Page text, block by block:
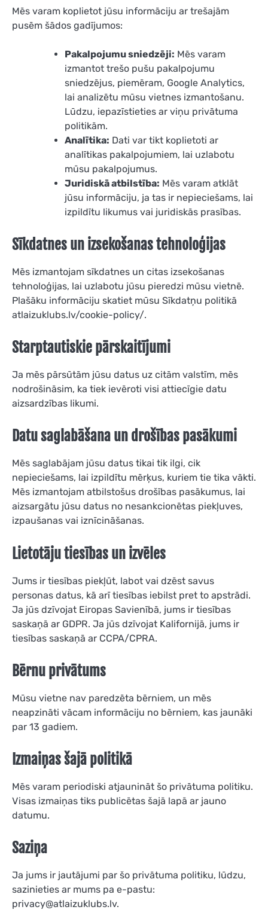
Mēs varam koplietot jūsu informāciju ar trešajām
pusēm šādos gadījumos:
Pakalpojumu sniedzēji: Mēs varam
izmantot trešo pušu pakalpojumu
sniedzējus, piemēram, Google Analytics,
lai analizētu mūsu vietnes izmantošanu.
Lūdzu, iepazīstieties ar viņu privātuma
politikām.
Analītika: Dati var tikt koplietoti ar
analītikas pakalpojumiem, lai uzlabotu
mūsu pakalpojumus.
Juridiskā atbilstība: Mēs varam atklāt
jūsu informāciju, ja tas ir nepieciešams, lai
izpildītu likumus vai juridiskās prasības.
Sīkdatnes un izsekošanas tehnoloģijas
Mēs izmantojam sīkdatnes un citas izsekošanas
tehnoloģijas, lai uzlabotu jūsu pieredzi mūsu vietnē.
Plašāku informāciju skatiet mūsu Sīkdatņu politikā
atlaizuklubs.lv/cookie-policy/.
Starptautiskie pārskaitījumi
Ja mēs pārsūtām jūsu datus uz citām valstīm, mēs
nodrošināsim, ka tiek ievēroti visi attiecīgie datu
aizsardzības likumi.
Datu saglabāšana un drošības pasākumi
Mēs saglabājam jūsu datus tikai tik ilgi, cik
nepieciešams, lai izpildītu mērķus, kuriem tie tika vākti.
Mēs izmantojam atbilstošus drošības pasākumus, lai
aizsargātu jūsu datus no nesankcionētas piekļuves,
izpaušanas vai iznīcināšanas.
Lietotāju tiesības un izvēles
Jums ir tiesības piekļūt, labot vai dzēst savus
personas datus, kā arī tiesības iebilst pret to apstrādi.
Ja jūs dzīvojat Eiropas Savienībā, jums ir tiesības
saskaņā ar GDPR. Ja jūs dzīvojat Kalifornijā, jums ir
tiesības saskaņā ar CCPA/CPRA.
Bērnu privātums
Mūsu vietne nav paredzēta bērniem, un mēs
neapzināti vācam informāciju no bērniem, kas jaunāki
par 13 gadiem.
Izmaiņas šajā politikā
Mēs varam periodiski atjaunināt šo privātuma politiku.
Visas izmaiņas tiks publicētas šajā lapā ar jauno
datumu.
Saziņa
Ja jums ir jautājumi par šo privātuma politiku, lūdzu,
sazinieties ar mums pa e-pastu:
privacy@atlaizuklubs.lv.